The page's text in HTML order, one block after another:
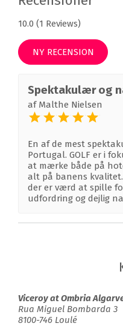
10.0 (1 Reviews)
NY RECENSION
Spektakulær og
af Malthe Nielsen
En af de mest
Portugal. GOLF er i
at mærke både på
alt på banens
der er værd at spille
udfordring og dejlig
Viceroy at Ombria
Rua Miguel Bombarda 3
8100-746 Loulé